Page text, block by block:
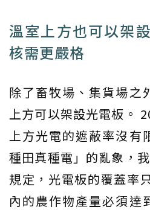
溫室上方也可以架
核需更嚴格
除了畜牧場、集貨場之
上方可以架設光電板。
上方光電的遮蔽率沒有
種田真種電」的亂象，
規定，光電板的覆蓋率
內的農作物產量必須達